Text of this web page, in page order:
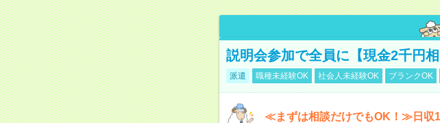
説明会参加で全員に【現金2千円
派遣 職種未経験OK 社会人未経験OK ブランクOK
≪まずは相談だけでもOK！≫日収